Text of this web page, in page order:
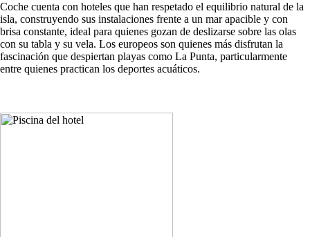
Coche cuenta con hoteles que han respetado el equilibrio natural de la
isla, construyendo sus instalaciones frente a un mar apacible y con
brisa constante, ideal para quienes gozan de deslizarse sobre las olas
con su tabla y su vela. Los europeos son quienes más disfrutan la
fascinación que despiertan playas como La Punta, particularmente
entre quienes practican los deportes acuáticos.